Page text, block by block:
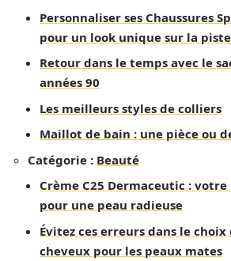
Personnaliser ses Chaussures
pour un look unique sur la piste
Retour dans le temps avec le
années 90
Les meilleurs styles de colliers
Maillot de bain : une pièce ou
Catégorie : Beauté
Crème C25 Dermaceutic :
pour une peau radieuse
Évitez ces erreurs dans le
cheveux pour les peaux mates